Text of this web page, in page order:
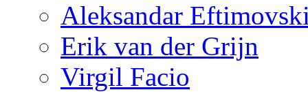
Aleksandar
Erik van der Grijn
Virgil Facio